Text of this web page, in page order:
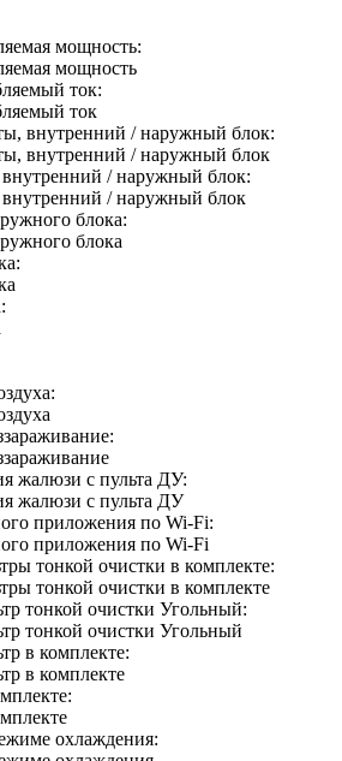
мощность:
мощность
ток:
ток
внутренний / наружный блок:
внутренний / наружный блок
/ наружный блок:
/ наружный блок
блока:
блока
жалюзи с пульта ДУ:
жалюзи с пульта ДУ
приложения по Wi-Fi:
приложения по Wi-Fi
тонкой очистки в комплекте:
тонкой очистки в комплекте
тонкой очистки Угольный:
тонкой очистки Угольный
в комплекте:
в комплекте
охлаждения: